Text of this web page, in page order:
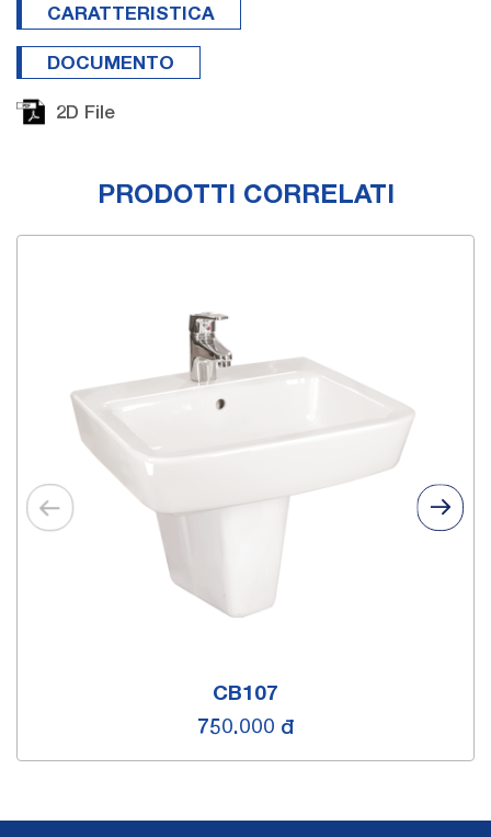
CARATTERISTICA
DOCUMENTO
2D File
PRODOTTI CORRELATI
CB107
750.000 đ